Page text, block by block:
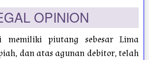
OPINION
memiliki piutang sebesar Lima
dan atas agunan debitor, telah